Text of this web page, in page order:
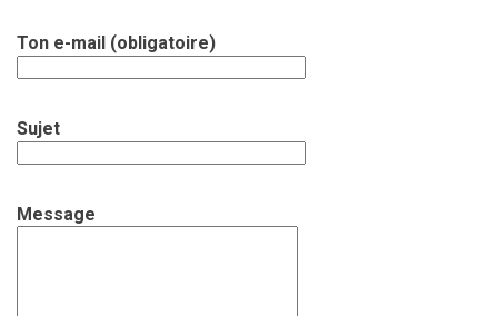
Ton e-mail (obligatoire)
Sujet
Message